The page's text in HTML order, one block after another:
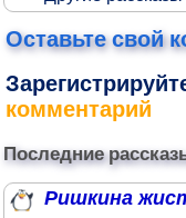
Оставьте свой
комментарий
Последние
Ришкина